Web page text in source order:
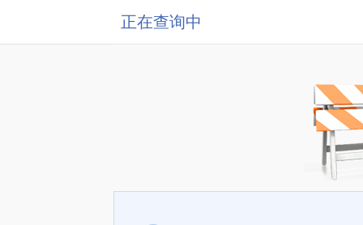
正在查询中